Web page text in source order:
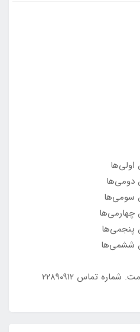
اولی‌ها
دومی‌ها
سومی‌ها
چهارمی‌ها
پنجمی‌ها
ششمی‌ها
مرکز مشاوره ره‌یافتگان سلامت. شماره تماس ۲۲۸۹۰۹۱۲